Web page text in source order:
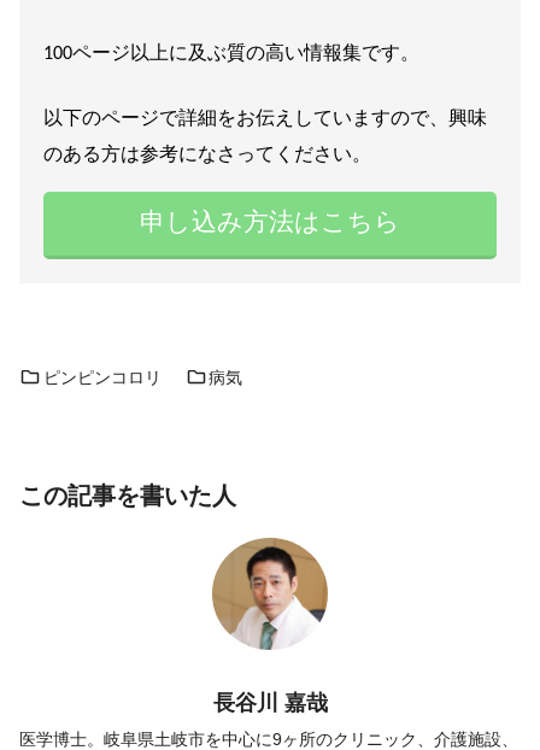
100ページ以上に及ぶ質の高い情報集です。
以下のページで詳細をお伝えしていますので、興味
のある方は参考になさってください。
申し込み方法はこちら
ピンピンコロリ 病気
この記事を書いた人
長谷川 嘉哉
医学博士。岐阜県土岐市を中心に9ヶ所のクリニック、介護施設、